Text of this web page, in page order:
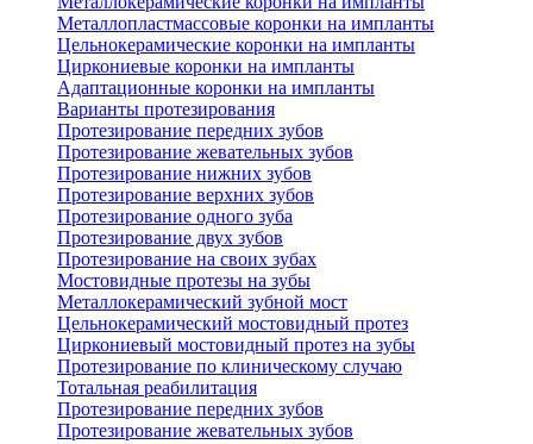
Металлопластмассовые коронки на импланты
Цельнокерамические коронки на импланты
Циркониевые коронки на импланты
Адаптационные коронки на импланты
Варианты протезирования
Протезирование передних зубов
Протезирование жевательных зубов
Протезирование нижних зубов
Протезирование верхних зубов
Протезирование одного зуба
Протезирование двух зубов
Протезирование на своих зубах
Мостовидные протезы на зубы
Металлокерамический зубной мост
Цельнокерамический мостовидный протез
Циркониевый мостовидный протез на зубы
Протезирование по клиническому случаю
Тотальная реабилитация
Протезирование передних зубов
Протезирование жевательных зубов